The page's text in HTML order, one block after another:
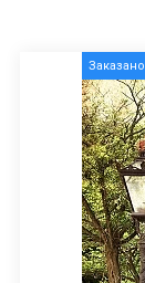
Заказано